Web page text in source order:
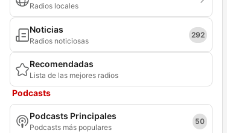
Radios locales
Noticias
Radios noticiosas
292
Recomendadas
Lista de las mejores radios
Podcasts
Podcasts Principales
Podcasts más populares
50